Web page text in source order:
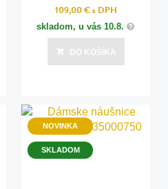
109,00 €s DPH
skladom, u vás 10.8.
DO KOŠÍKA
NOVINKA
SKLADOM